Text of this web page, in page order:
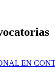
EN